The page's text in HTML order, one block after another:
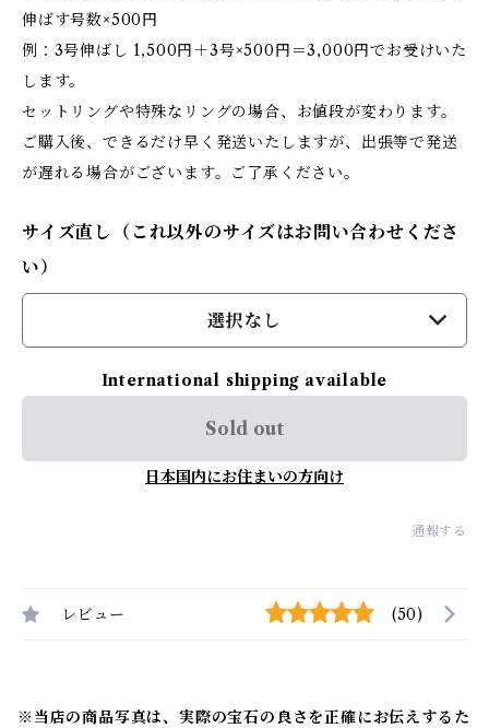
伸ばす号数×500円
例：3号伸ばし 1,500円＋3号×500円＝3,000円でお受けいた
します。
セットリングや特殊なリングの場合、お値段が変わります。
ご購入後、できるだけ早く発送いたしますが、出張等で発送
が遅れる場合がございます。ご了承ください。
サイズ直し（これ以外のサイズはお問い合わせくださ
い）
選択なし
International shipping available
Sold out
日本国内にお住まいの方向け
通報する
レビュー (50)
※当店の商品写真は、実際の宝石の良さを正確にお伝えするた